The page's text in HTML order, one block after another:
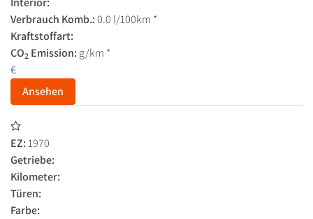
Verbrauch Komb.:0.0 l/100km *
Kraftstoffart:
CO2 Emission: g/km *
€
Ansehen
EZ: 1970
Getriebe:
Kilometer:
Türen:
Farbe: